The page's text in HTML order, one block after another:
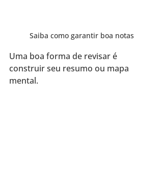
Saiba como garantir boa notas
Uma boa forma de revisar é
construir seu resumo ou mapa
mental.